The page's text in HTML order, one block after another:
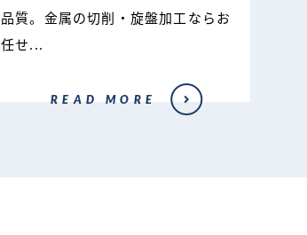
品質。金属の切削・旋盤加工ならお
任せ...
READ MORE